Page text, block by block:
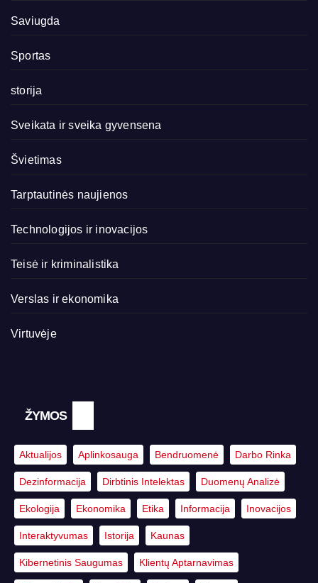
Saviugda
Sportas
storija
Sveikata ir sveika gyvensena
Švietimas
Tarptautinės naujienos
Technologijos ir inovacijos
Teisė ir kriminalistika
Verslas ir ekonomika
Virtuvėje
ŽYMOS
Aktualijos Aplinkosauga Bendruomenė Darbo Rinka
Dezinformacija Dirbtinis Intelektas Duomenų Analizė
Ekologija Ekonomika Etika Informacija Inovacijos
Interaktyvumas Istorija Kaunas
Kibernetinis Saugumas Klientų Aptarnavimas